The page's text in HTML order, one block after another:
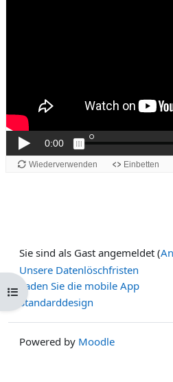
Kursindex öffnen
Sie sind als Gast angemeldet (
Unsere Datenlöschfristen
Laden Sie die mobile App
Standarddesign
Powered by Moodle